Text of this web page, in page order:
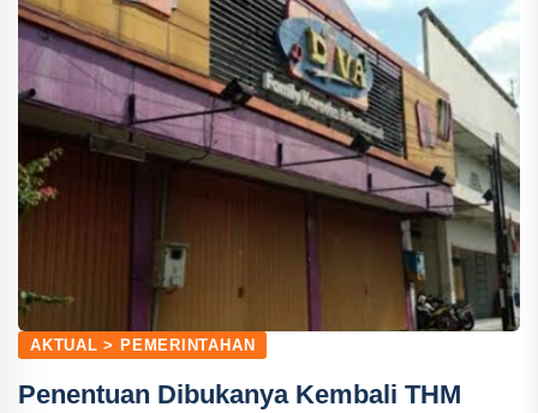
AKTUAL > PEMERINTAHAN
Penentuan Dibukanya Kembali THM